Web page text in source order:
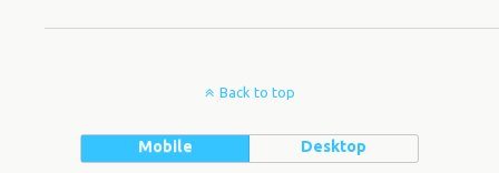
Back to top
Mobile Desktop